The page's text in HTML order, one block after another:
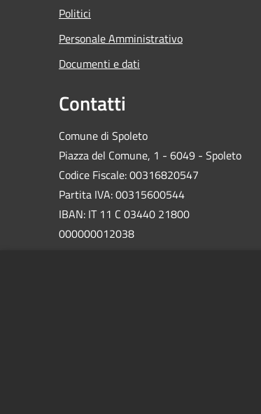
Politici
Personale Amministrativo
Documenti e dati
Contatti
Comune di Spoleto
Piazza del Comune, 1 - 6049 - Spoleto
Codice Fiscale: 00316820547
Partita IVA: 00315600544
IBAN: IT 11 C 03440 21800
000000012038